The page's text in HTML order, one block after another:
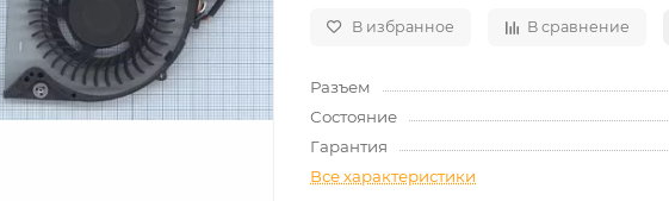
В избранное В сравнение
Разъем
Состояние
Гарантия
Все характеристики